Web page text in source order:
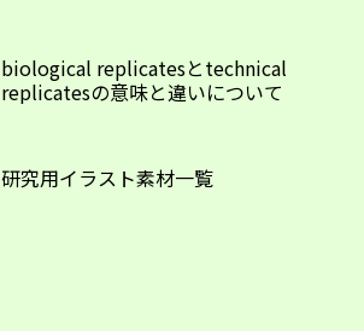
biological replicatesとtechnical
replicatesの意味と違いについて
研究用イラスト素材一覧